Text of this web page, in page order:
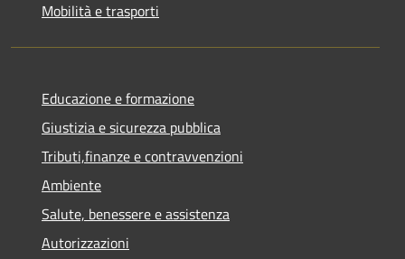
Mobilità e trasporti
Educazione e formazione
Giustizia e sicurezza pubblica
Tributi,finanze e contravvenzioni
Ambiente
Salute, benessere e assistenza
Autorizzazioni